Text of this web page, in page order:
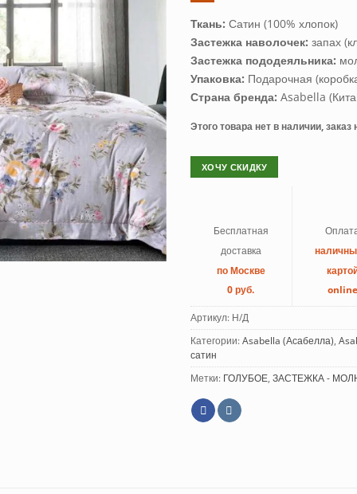
Ткань: Сатин (100% хлопок)
Застежка наволочек: запах
Застежка пододеяльника:
Упаковка: Подарочная
Страна бренда: Asabella
Этого товара нет в наличии, заказ
ХОЧУ СКИДКУ
Бесплатная
доставка
по Москве
0 руб.
online
Артикул: Н/Д
Категории: Asabella (Асабелла)
сатин
Метки: ГОЛУБОЕ ЗАСТЕЖКА -